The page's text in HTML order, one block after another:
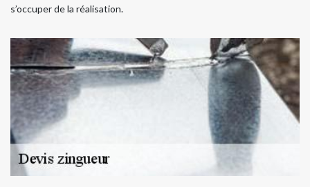
s’occuper de la réalisation.